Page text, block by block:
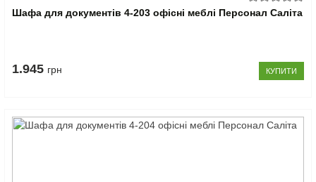
Шафа для документів 4-203 офісні меблі Персонал Саліта
1.945 грн КУПИТИ